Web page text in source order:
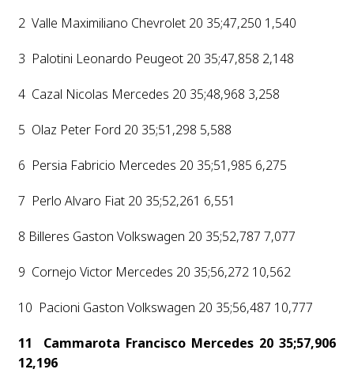
2 Valle Maximiliano Chevrolet 20 35;47,250 1,540
3 Palotini Leonardo Peugeot 20 35;47,858 2,148
4 Cazal Nicolas Mercedes 20 35;48,968 3,258
5 Olaz Peter Ford 20 35;51,298 5,588
6 Persia Fabricio Mercedes 20 35;51,985 6,275
7 Perlo Alvaro Fiat 20 35;52,261 6,551
8 Billeres Gaston Volkswagen 20 35;52,787 7,077
9 Cornejo Victor Mercedes 20 35;56,272 10,562
10 Pacioni Gaston Volkswagen 20 35;56,487 10,777
11 Cammarota Francisco Mercedes 20 35;57,906
12,196